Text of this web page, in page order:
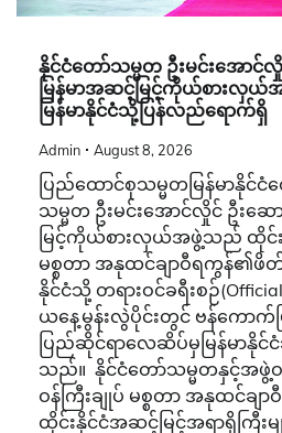
နိုင်ငံတော်သမ္မတ ဦးမင်းအော
မြန်မာအဆင့်မြင့်ကိုယ်စားလှယ်
မြန်မာနိုင်ငံသို့ပြန်လည်ရောက်ရှိ
Admin August 8, 2026
ပြည်ထောင်စုသမ္မတမြန်မာနိုင်ငံ
သမ္မတ ဦးမင်းအောင်လှိုင် ဦးဆ
မြင့်ကိုယ်စားလှယ်အဖွဲ့သည် ထိုင်း
မစ္စတာ အနုထင်ချာဝီရကွန်၏ဖိ
နိုင်ငံသို့ တရားဝင်ခရီးစဉ်
ယနေ့မွန်းလွဲပိုင်းတွင် ဗန်ကောက်မ
ပြည်ဆိုင်ရာလေဆိပ်မှမြန်မာနို
သည်။ နိုင်ငံတော်သမ္မတနှင့်အဖွဲ့ဝ
ဝန်ကြီးချုပ် မစ္စတာ အနုထင်ခ
ထိုင်းနိုင်ငံအဆင့်မြင့်အရာရှိကြီးမျ